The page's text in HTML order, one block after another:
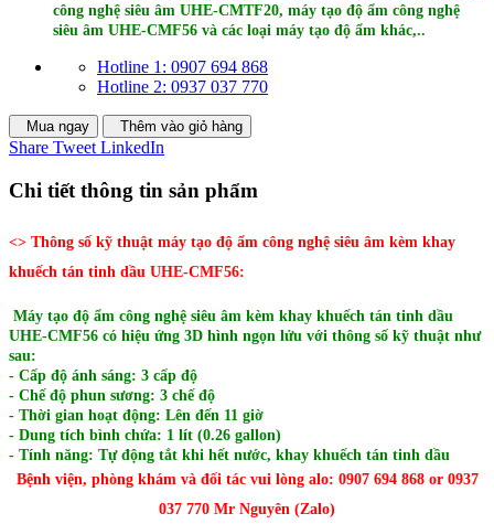
công nghệ siêu âm UHE-CMTF20, máy tạo độ ẩm công nghệ
siêu âm UHE-CMF56 và các loại máy tạo độ ẩm khác,..
Hotline 1: 0907 694 868
Hotline 2: 0937 037 770
Mua ngay Thêm vào giỏ hàng
Share Tweet LinkedIn
Chi tiết thông tin sản phẩm
<> Thông số kỹ thuật máy tạo độ ẩm công nghệ siêu âm kèm khay
khuếch tán tinh dầu UHE-CMF56:
Máy tạo độ ẩm công nghệ siêu âm kèm khay khuếch tán tinh dầu
UHE-CMF56 có hiệu ứng 3D hình ngọn lửu với thông số kỹ thuật như
sau:
- Cấp độ ánh sáng: 3 cấp độ
- Chế độ phun sương: 3 chế độ
- Thời gian hoạt động: Lên đến 11 giờ
- Dung tích bình chứa: 1 lít (0.26 gallon)
- Tính năng: Tự động tắt khi hết nước, khay khuếch tán tinh dầu
Bệnh viện, phòng khám và đối tác vui lòng alo: 0907 694 868 or 0937
037 770 Mr Nguyên (Zalo)